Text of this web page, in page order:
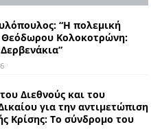
“Η πολεμική
Θεόδωρου Κολοκοτρώνη:
Διεθνούς και του
για την αντιμετώπιση
Κρίσης: Το σύνδρομο του